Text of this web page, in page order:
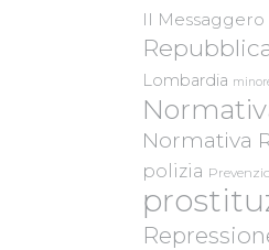
Il Messaggero
Lombardia
Normativa
polizia